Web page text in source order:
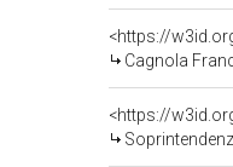
<https://
Cagnola
<https://